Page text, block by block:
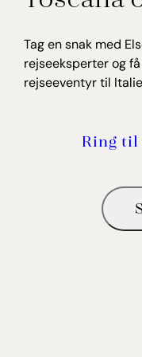
Tag en snak med
rejseeksperter og
rejseeventyr til
Ring til